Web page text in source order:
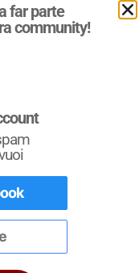
Policy
si avvicina al
per i più
far parte
community!